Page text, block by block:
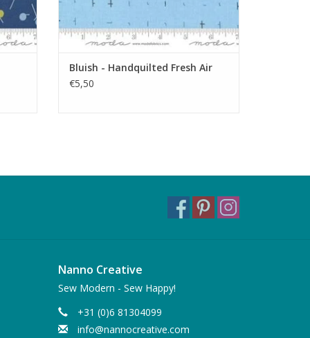
Bluish - Handquilted Fresh Air
€5,50
Nanno Creative
Sew Modern - Sew Happy!
+31 (0)6 81304099
info@nannocreative.com